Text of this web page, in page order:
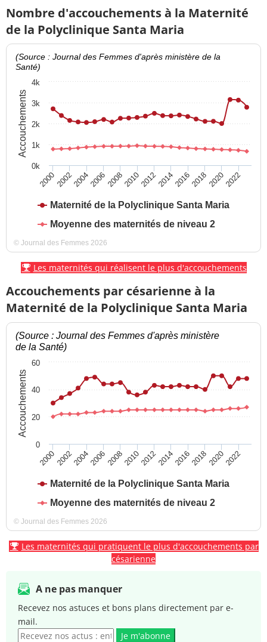
Nombre d'accouchements à la Maternité
de la Polyclinique Santa Maria
Accouchements
(Source : Journal des Femmes d'après ministère de la
Santé)
Maternité de la Polyclinique Santa Maria
Moyenne des maternités de niveau 2
200020022004200620082010201220142016201820202022
0k
1k
2k
3k
4k
© Journal des Femmes 2026
Les maternités qui réalisent le plus d'accouchements
Accouchements par césarienne à la
Maternité de la Polyclinique Santa Maria
Accouchements
(Source : Journal des Femmes d'après ministère
de la Santé)
Maternité de la Polyclinique Santa Maria
Moyenne des maternités de niveau 2
200020022004200620082010201220142016201820202022
0
20
40
60
© Journal des Femmes 2026
Les maternités qui pratiquent le plus d'accouchements par
césarienne
A ne pas manquer
Recevez nos astuces et bons plans directement par e-
mail.
Je m'abonne